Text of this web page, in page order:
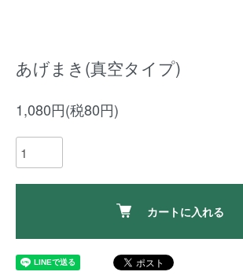
あげまき(真空タイプ)
1,080円(税80円)
カートに入れる